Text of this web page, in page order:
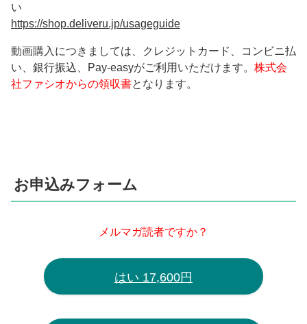
い
https://shop.deliveru.jp/usageguide
動画購入につきましては、クレジットカード、コンビニ払
い、銀行振込、Pay-easyがご利用いただけます。 株式会
社ファシオからの領収書となります。
お申込みフォーム
メルマガ読者ですか？
はい 17,600円